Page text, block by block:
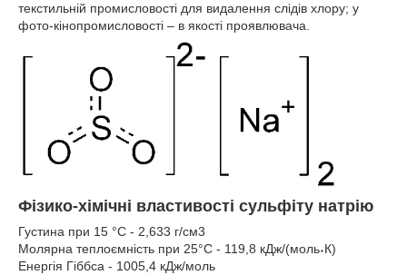
текстильній промисловості для видалення слідів хлору; у
фото-кінопромисловості – в якості проявлювача.
Фізико-хімічні властивості сульфіту натрію
Густина при 15 °С - 2,633 г/см3
Молярна теплоємність при 25°С - 119,8 кДж/(моль˖К)
Енергія Гіббса - 1005,4 кДж/моль